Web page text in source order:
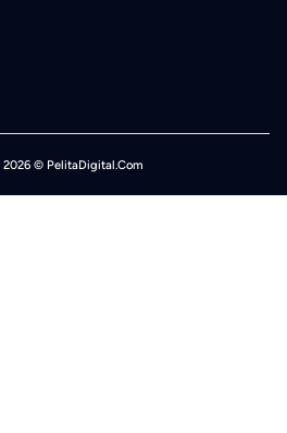
© PelitaDigital.Com